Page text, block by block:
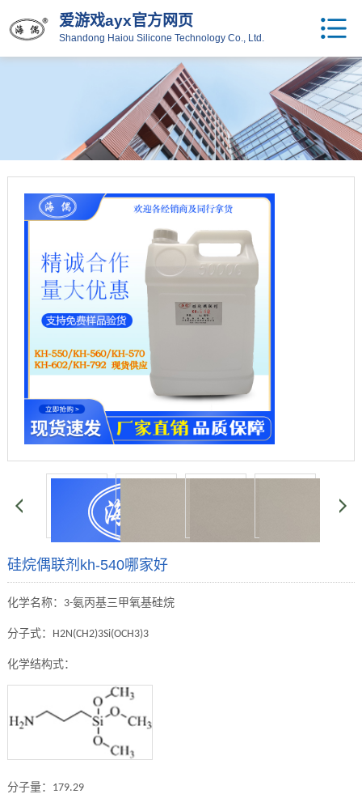
爱游戏ayx官方网页
Shandong Haiou Silicone Technology Co., Ltd.
硅烷偶联剂kh-540哪家好
化学名称： 3-氨丙基三甲氧基硅烷
分子式： H2N(CH2)3Si(OCH3)3
化学结构式：
分子量： 179.29